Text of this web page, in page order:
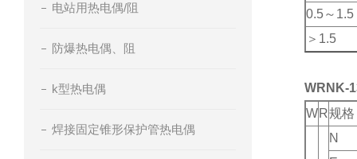
电站用热电偶/阻
防爆热电偶、阻
k型热电偶
焊接固定锥形保护管热电偶
0.5～1.5
＞1.5
WRNK-
W R规格
N